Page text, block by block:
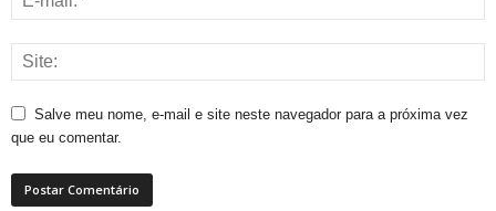
Salve meu nome, e-mail e site neste navegador para a próxima vez
que eu comentar.